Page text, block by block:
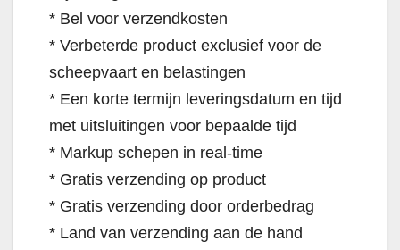
* Bel voor verzendkosten
* Verbeterde product exclusief voor de
scheepvaart en belastingen
* Een korte termijn leveringsdatum en tijd
met uitsluitingen voor bepaalde tijd
* Markup schepen in real-time
* Gratis verzending op product
* Gratis verzending door orderbedrag
* Land van verzending aan de hand